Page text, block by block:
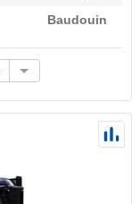
Baudouin